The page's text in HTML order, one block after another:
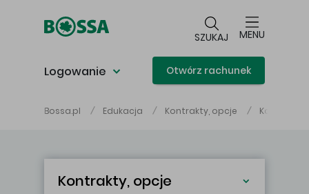
SZUKAJ MENU
Logowanie Otwórz rachunek
Bossa.pl Edukacja Kontrakty, opcje Kontrakty
Kontrakty, opcje